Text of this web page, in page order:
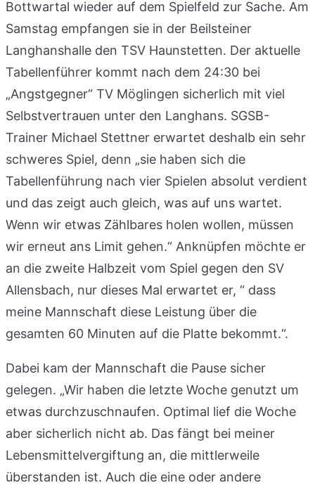
Bottwartal wieder auf dem Spielfeld zur Sache. Am
Samstag empfangen sie in der Beilsteiner
Langhanshalle den TSV Haunstetten. Der aktuelle
Tabellenführer kommt nach dem 24:30 bei
„Angstgegner“ TV Möglingen sicherlich mit viel
Selbstvertrauen unter den Langhans. SGSB-
Trainer Michael Stettner erwartet deshalb ein sehr
schweres Spiel, denn „sie haben sich die
Tabellenführung nach vier Spielen absolut verdient
und das zeigt auch gleich, was auf uns wartet.
Wenn wir etwas Zählbares holen wollen, müssen
wir erneut ans Limit gehen.“ Anknüpfen möchte er
an die zweite Halbzeit vom Spiel gegen den SV
Allensbach, nur dieses Mal erwartet er, “ dass
meine Mannschaft diese Leistung über die
gesamten 60 Minuten auf die Platte bekommt.“.
Dabei kam der Mannschaft die Pause sicher
gelegen. „Wir haben die letzte Woche genutzt um
etwas durchzuschnaufen. Optimal lief die Woche
aber sicherlich nicht ab. Das fängt bei meiner
Lebensmittelvergiftung an, die mittlerweile
überstanden ist. Auch die eine oder andere